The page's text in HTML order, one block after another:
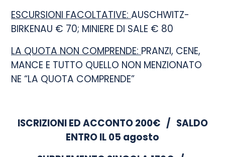
ESCURSIONI FACOLTATIVE: AUSCHWITZ-
BIRKENAU € 70; MINIERE DI SALE € 80
LA QUOTA NON COMPRENDE: PRANZI, CENE,
MANCE E TUTTO QUELLO NON MENZIONATO
NE “LA QUOTA COMPRENDE”
ISCRIZIONI ED ACCONTO 200€ / SALDO
ENTRO IL 05 agosto